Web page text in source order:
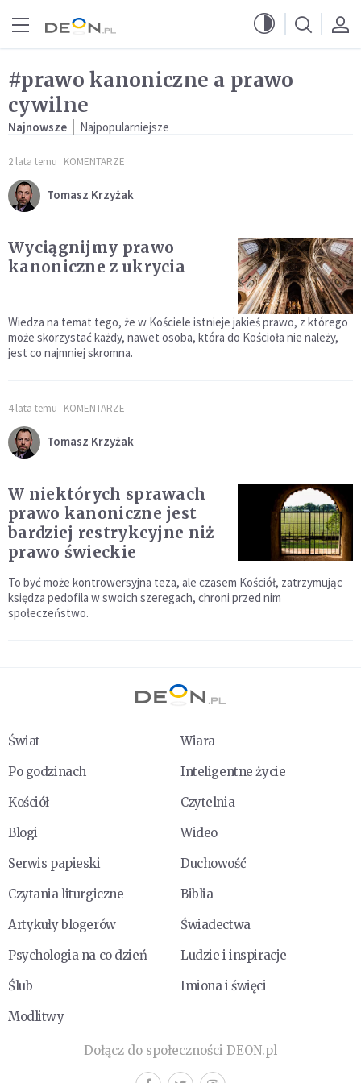
#prawo kanoniczne a prawo
cywilne
Najnowsze Najpopularniejsze
2 lata temu KOMENTARZE
Tomasz Krzyżak
Wyciągnijmy prawo
kanoniczne z ukrycia
Wiedza na temat tego, że w Kościele istnieje jakieś prawo, z którego
może skorzystać każdy, nawet osoba, która do Kościoła nie należy,
jest co najmniej skromna.
4 lata temu KOMENTARZE
Tomasz Krzyżak
W niektórych sprawach
prawo kanoniczne jest
bardziej restrykcyjne niż
prawo świeckie
To być może kontrowersyjna teza, ale czasem Kościół, zatrzymując
księdza pedofila w swoich szeregach, chroni przed nim
społeczeństwo.
Świat
Wiara
Po godzinach
Inteligentne życie
Kościół
Czytelnia
Blogi
Wideo
Serwis papieski
Duchowość
Czytania liturgiczne
Biblia
Artykuły blogerów
Świadectwa
Psychologia na co dzień
Ludzie i inspiracje
Ślub
Imiona i święci
Modlitwy
Dołącz do społeczności DEON.pl